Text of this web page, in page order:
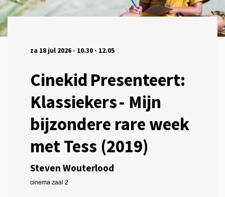
Cinekid Presenteert:
Klassiekers - Mijn
bijzondere rare week
met Tess (2019)
Steven Wouterlood
za 18 jul 2026 - 10.30 - 12.05
cinema zaal 2